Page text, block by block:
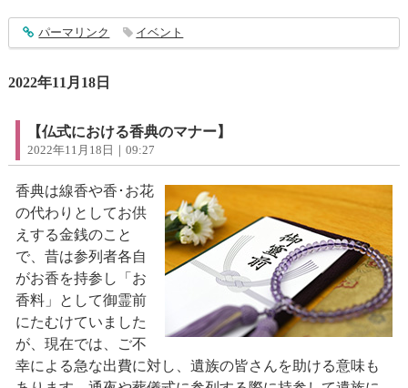
entry3660
パーマリンク イベント
2022年11月18日
【仏式における香典のマナー】
2022年11月18日｜09:27
香典は線香や香･お花
の代わりとしてお供
えする金銭のこと
で、昔は参列者各自
がお香を持参し「お
香料」として御霊前
にたむけていました
が、現在では、ご不
幸による急な出費に対し、遺族の皆さんを助ける意味も